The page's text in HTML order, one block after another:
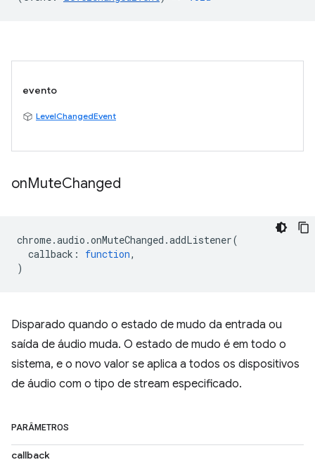
evento
LevelChangedEvent
onMuteChanged
chrome.audio .onMuteChanged .addListener(
callback : function,
)
Disparado quando o estado de mudo da entrada ou
saída de áudio muda. O estado de mudo é em todo o
sistema, e o novo valor se aplica a todos os dispositivos
de áudio com o tipo de stream especificado.
PARÂMETROS
callback